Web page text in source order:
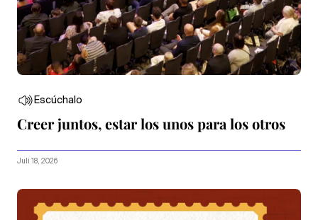
Escúchalo
Creer juntos, estar los unos para los otros
Juli 18, 2026